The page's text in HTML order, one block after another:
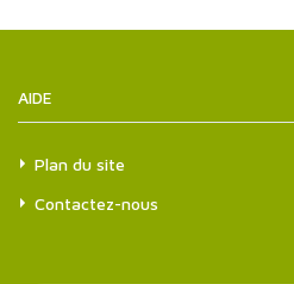
AIDE
Plan du site
Contactez-nous